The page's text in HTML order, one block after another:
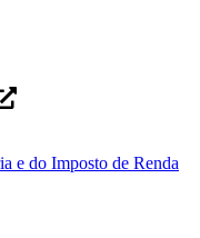
e do Imposto de Renda